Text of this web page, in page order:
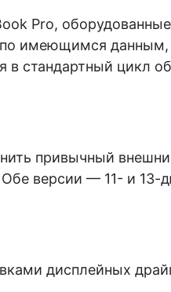
Pro,
имеющимся данным,
стандартный цикл
привычный
Обе версии — 11- и
дисплейных